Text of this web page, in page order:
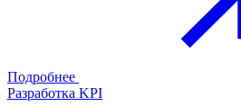
Подробнее
Разработка KPI